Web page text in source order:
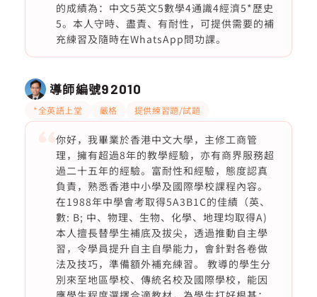
的成績為：中文5英文5數學4通識4經濟5*歷史
5。本人守時、盡責、有耐性，可提供需要的補
充練習及隨時在WhatsApp問功課。
導師編號92010
*全英語上堂 嚴格 提供練習題/試題
你好，我畢業於香港中文大學，主修工商管
理，擁有超過8年的教學經驗，亦有商界服務超
過二十五年的經驗。富耐性和經驗，態度認真
負責，熟悉香港中小學及國際學校課程內容。
在1988年中學會考取得5A3B1C的佳績（英、
數: B; 中、物理、生物、化學、地理均取得A)
本人擅長替學生補底及拔尖，透過推動自主學
習，令學員提升自主自學能力，會針對各卷做
法及技巧，準備額外補充練習。 教導的學生分
別來至地區學校、傳統名校及國際學校，能因